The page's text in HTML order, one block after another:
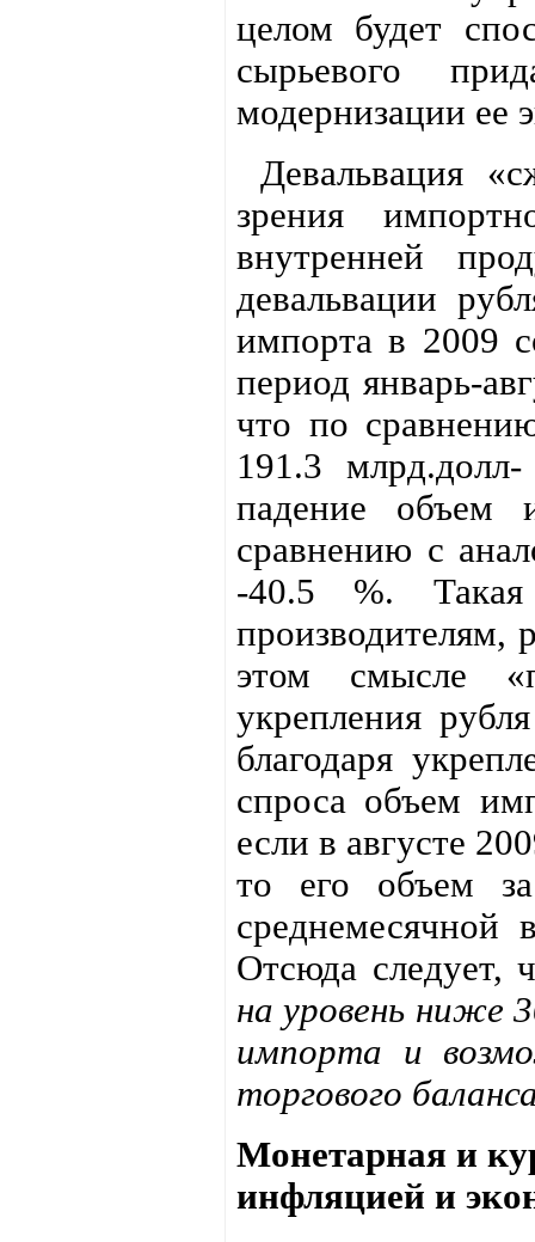
целом будет
сырьевого
модернизации ее
Девальвация
зрения
внутренней
девальвации
импорта в 2009
период январь-
что по
191.3
падение объем
сравнению с
-40.5 %.
производителям,
этом смысле
укрепления
благодаря
спроса объем
если в августе
то его объем
среднемесячной
Отсюда следует,
на уровень ниже
импорта и
торгового
Монетарная и
инфляцией и